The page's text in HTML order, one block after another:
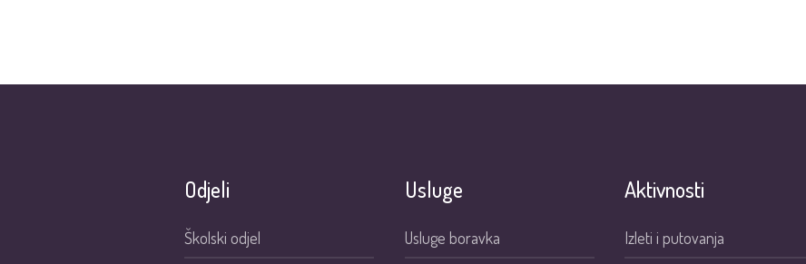
Odjeli
Školski odjel
Usluge
Usluge boravka
Aktivnosti
Izleti i putovanja